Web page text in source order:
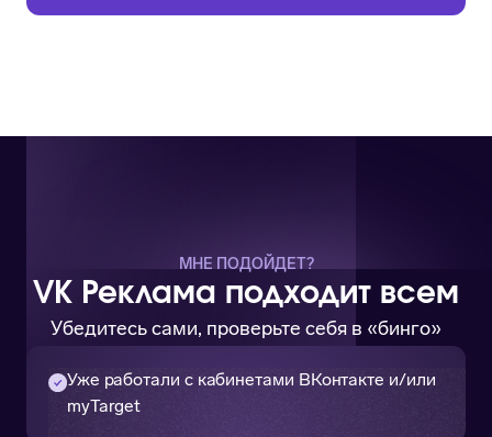
МНЕ ПОДОЙДЕТ?
VK Реклама подходит всем
Убедитесь сами, проверьте себя в «бинго»
Уже работали с кабинетами ВКонтакте и/или
myTarget